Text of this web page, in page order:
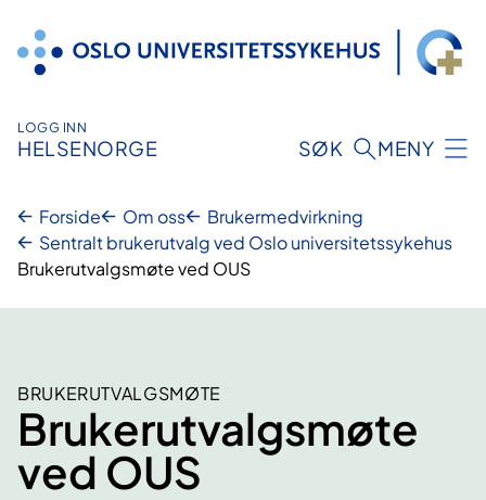
innhold
LOGG INN
HELSENORGE SØK MENY
Forside Om oss
Brukermedvirkning
Sentralt brukerutvalg ved Oslo universitetssykehus
Brukerutvalgsmøte ved OUS
BRUKERUTVALGSMØTE
Brukerutvalgsmøte
ved OUS